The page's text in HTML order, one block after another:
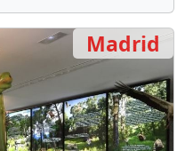
Madrid